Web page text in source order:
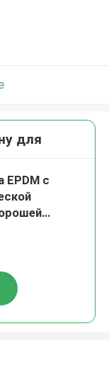
для
EPDM с